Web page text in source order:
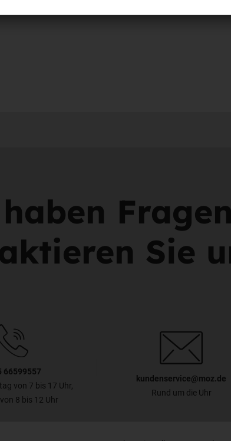
Sie
66599557
von 7 bis 17 Uhr,
8 bis 12 Uhr
kundenservice@moz.de
Rund um die Uhr